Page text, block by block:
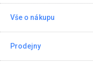
Vše o nákupu
Prodejny